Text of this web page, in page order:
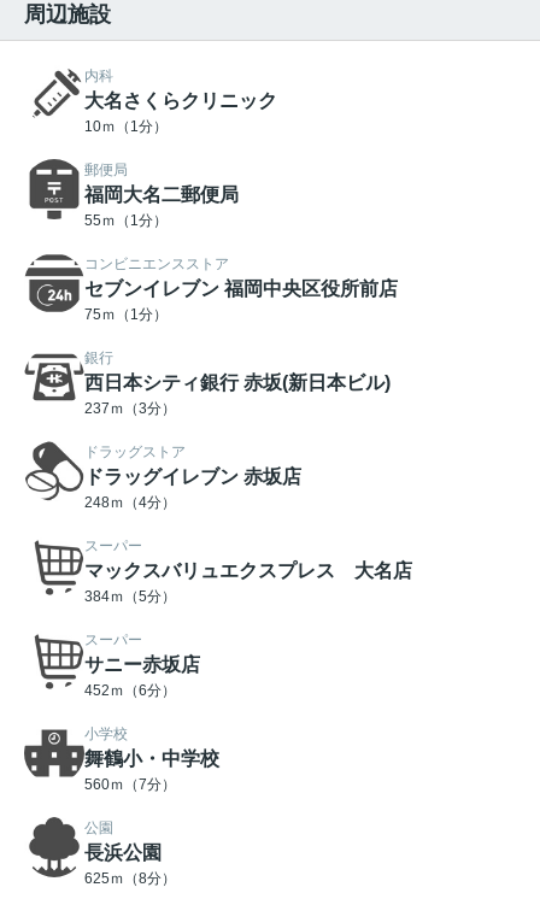
周辺施設
内科
大名さくらクリニック
10ｍ（1分）
郵便局
福岡大名二郵便局
55ｍ（1分）
コンビニエンスストア
セブンイレブン 福岡中央区役所前店
75ｍ（1分）
銀行
西日本シティ銀行 赤坂(新日本ビル)
237ｍ（3分）
ドラッグストア
ドラッグイレブン 赤坂店
248ｍ（4分）
スーパー
マックスバリュエクスプレス 大名店
384ｍ（5分）
スーパー
サニー赤坂店
452ｍ（6分）
小学校
舞鶴小・中学校
560ｍ（7分）
公園
長浜公園
625ｍ（8分）